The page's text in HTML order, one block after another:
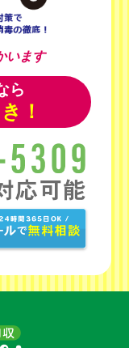
います
ら
！